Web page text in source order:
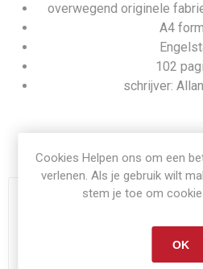
overwegend originele
A4
102
schrijver:
OP
Cookies Helpen ons om een
verlenen. Als je gebruik wilt
stem je toe om
OK